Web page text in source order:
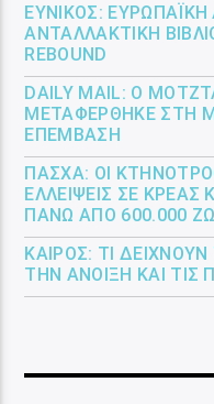
ΕΎΝΙΚΟΣ: ΕΥΡΩΠΑΪΚΉ
ΑΝΤΑΛΛΑΚΤΙΚΉ
REBOUND
DAILY MAIL: Ο
ΜΕΤΑΦΈΡΘΗΚΕ ΣΤΗ
ΕΠΈΜΒΑΣΗ
ΠΆΣΧΑ: ΟΙ
ΕΛΛΕΊΨΕΙΣ ΣΕ ΚΡΈΑΣ
ΠΆΝΩ ΑΠΌ 600.000
ΚΑΙΡΌΣ: ΤΙ
ΤΗΝ ΆΝΟΙΞΗ ΚΑΙ ΤΙΣ